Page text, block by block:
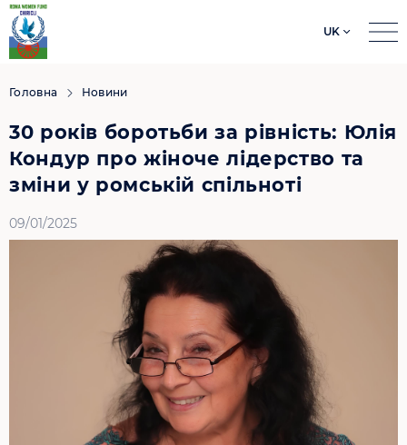
UK
Головна Новини
30 років боротьби за рівність: Юлія
Кондур про жіноче лідерство та
зміни у ромській спільноті
09/01/2025